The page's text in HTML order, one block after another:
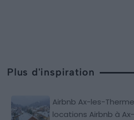
Plus d'inspiration
Airbnb Ax-les-
locations Airbnb à